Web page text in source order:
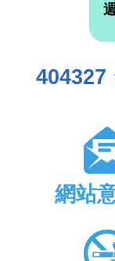
404327
網站